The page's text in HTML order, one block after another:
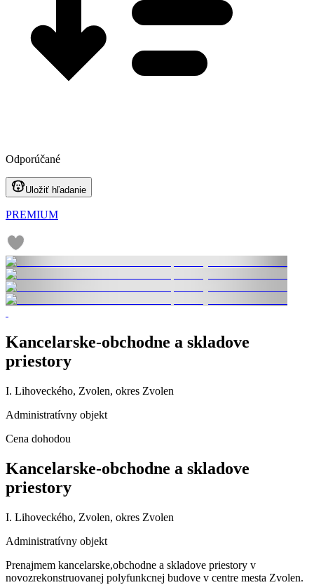
Odporúčané
Uložiť hľadanie
PREMIUM
Kancelarske-obchodne a skladove
priestory
I. Lihoveckého, Zvolen, okres Zvolen
Administratívny objekt
Cena dohodou
Kancelarske-obchodne a skladove
priestory
I. Lihoveckého, Zvolen, okres Zvolen
Administratívny objekt
Prenajmem kancelarske,obchodne a skladove priestory v
novozrekonstruovanej polyfunkcnej budove v centre mesta Zvolen.